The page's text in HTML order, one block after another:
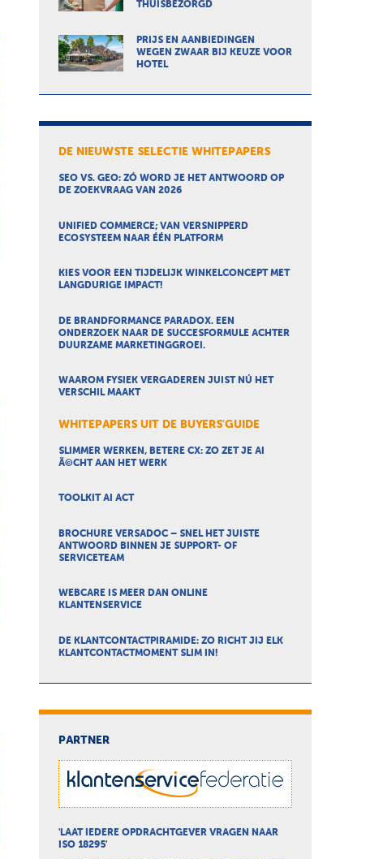
THUISBEZORGD
PRIJS EN AANBIEDINGEN
WEGEN ZWAAR BIJ KEUZE VOOR
HOTEL
DE NIEUWSTE SELECTIE WHITEPAPERS
SEO VS. GEO: ZÓ WORD JE HET ANTWOORD OP
DE ZOEKVRAAG VAN 2026
UNIFIED COMMERCE; VAN VERSNIPPERD
ECOSYSTEEM NAAR ÉÉN PLATFORM
KIES VOOR EEN TIJDELIJK WINKELCONCEPT MET
LANGDURIGE IMPACT!
DE BRANDFORMANCE PARADOX. EEN
ONDERZOEK NAAR DE SUCCESFORMULE ACHTER
DUURZAME MARKETINGGROEI.
WAAROM FYSIEK VERGADEREN JUIST NÚ HET
VERSCHIL MAAKT
WHITEPAPERS UIT DE BUYERS'GUIDE
SLIMMER WERKEN, BETERE CX: ZO ZET JE AI
Ã©CHT AAN HET WERK
TOOLKIT AI ACT
BROCHURE VERSADOC – SNEL HET JUISTE
ANTWOORD BINNEN JE SUPPORT- OF
SERVICETEAM
WEBCARE IS MEER DAN ONLINE
KLANTENSERVICE
DE KLANTCONTACTPIRAMIDE: ZO RICHT JIJ ELK
KLANTCONTACTMOMENT SLIM IN!
PARTNER
'LAAT IEDERE OPDRACHTGEVER VRAGEN NAAR
ISO 18295'